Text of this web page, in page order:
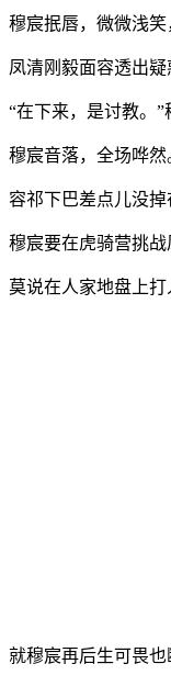
穆宸抿唇，微微浅
凤清刚毅面容透出疑
“在下来，是讨教。
穆宸音落，全场哗然
容祁下巴差点儿没掉
穆宸要在虎骑营挑战
莫说在人家地盘上打
就穆宸再后生可畏也